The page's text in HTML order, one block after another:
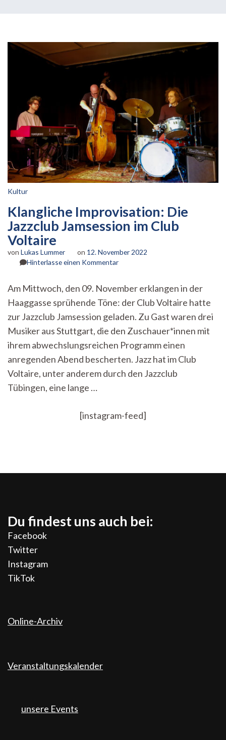
Kultur
Klangliche Improvisation: Die
Jazzclub Jamsession im Club
Voltaire
von Lukas Lummer on 12. November 2022
Hinterlasse einen Kommentarzu
Die
Jazzclub
Jamsession
im
Club
Voltaire
Am Mittwoch, den 09. November erklangen in der
Haaggasse sprühende Töne: der Club Voltaire hatte
zur Jazzclub Jamsession geladen. Zu Gast waren drei
Musiker aus Stuttgart, die den Zuschauer*innen mit
ihrem abwechslungsreichen Programm einen
anregenden Abend bescherten. Jazz hat im Club
Voltaire, unter anderem durch den Jazzclub
Tübingen, eine lange …
[instagram-feed]
Du findest uns auch bei:
Facebook
Twitter
Instagram
TikTok
Online-Archiv
Veranstaltungskalender
unsere Events